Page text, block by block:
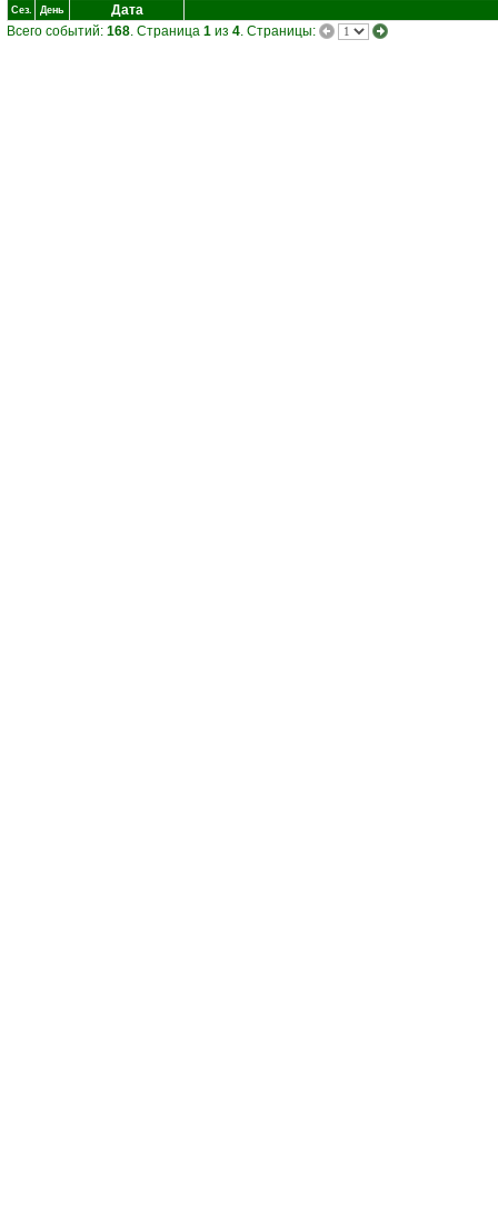
Сез. День
Дата
Всего событий: 168. Страница 1 из 4. Страницы: